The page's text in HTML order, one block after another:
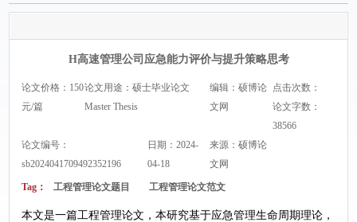
H高速管理公司应急能力评价与提升策略思考
论文价格：150
元/篇
论文用途：硕士毕业论文
Master Thesis
编辑：硕博论
文网
点击次数：
论文字数：
38566
论文编号：
sb2024041709492352196
日期：2024-
04-18
来源：硕博论
文网
Tag： 工程管理论文题目 工程管理论文范文
本文是一篇工程管理论文，本研究基于应急管理生命周期理论，